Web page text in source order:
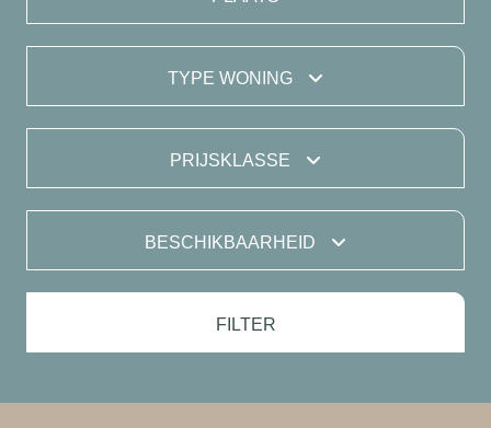
TYPE WONING
PRIJSKLASSE
BESCHIKBAARHEID